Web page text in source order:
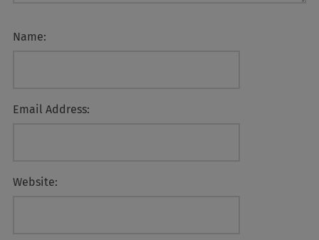
Name:
Email Address:
Website: